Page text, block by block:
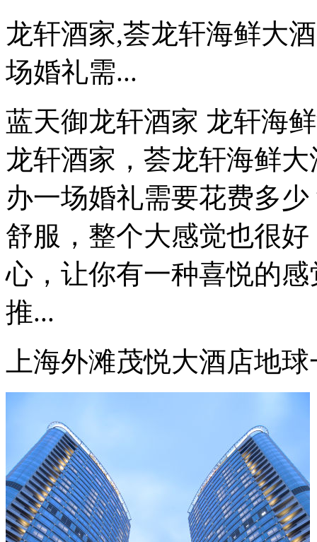
龙轩酒家,荟龙轩海鲜大
场婚礼需...
蓝天御龙轩酒家 龙轩海
龙轩酒家，荟龙轩海鲜
办一场婚礼需要花费多
舒服，整个大感觉也很
心，让你有一种喜悦的
推...
上海外滩茂悦大酒店地